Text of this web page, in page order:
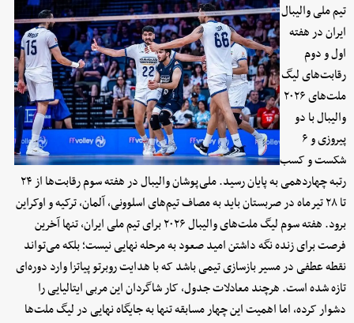
تیم ملی والیبال
ایران در هفته
اول و دوم
رقابت‌های لیگ
ملت‌های ۲۰۲۶
والیبال با دو
پیروزی و ۶
شکست و کسب
رتبه چهاردهمی به پایان رسید. ملی‌پوشان والیبال در هفته سوم رقابت‌ها از ۲۴
تا ۲۸ تیرماه در صربستان باید به مصاف تیم‌های اسلوونی، آلمان، ترکیه و اوکراین
برود. هفته سوم لیگ ملت‌های والیبال ۲۰۲۶ برای تیم ملی ایران، تنها آخرین
فرصت برای زنده نگه داشتن امید صعود به مرحله نهایی نیست؛ بلکه می‌تواند
نقطه عطفی در مسیر بازسازی تیمی باشد که با هدایت روبرتو پیاتزا وارد دوره‌ای
تازه شده است. هرچند معادلات جدول، کار شاگردان این مربی ایتالیایی را
دشوار کرده، اما اهمیت این چهار مسابقه تنها به جایگاه نهایی در لیگ ملت‌ها